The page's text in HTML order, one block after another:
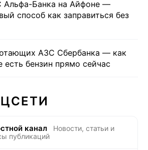
Альфа-Банка на Айфоне —
способ как заправиться без
АЗС Сбербанка — как
есть бензин прямо сейчас
канал
Новости, статьи и
публикаций